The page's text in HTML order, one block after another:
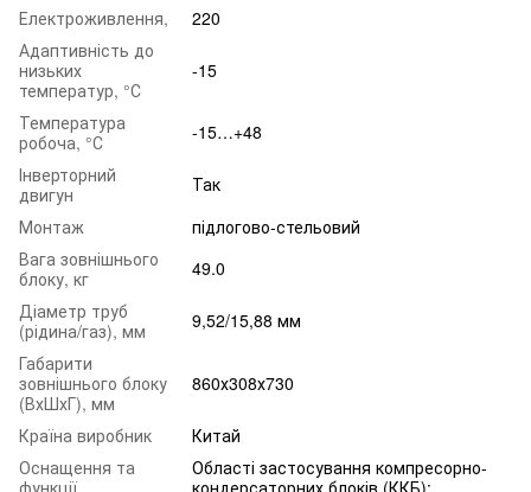
Електроживлення,
220
Адаптивність до
низьких
температур, °С
-15
Температура
робоча, °С
-15…+48
Інверторний
двигун
Так
Монтаж
підлогово-стельовий
Вага зовнішнього
блоку, кг
49.0
Діаметр труб
(рідина/газ), мм
9,52/15,88 мм
Габарити
зовнішнього блоку
(ВхШхГ), мм
860х308х730
Країна виробник
Китай
Оснащення та
Області застосування компресорно-